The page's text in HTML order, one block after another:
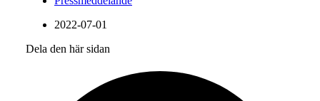
2022-07-01
Dela den här sidan